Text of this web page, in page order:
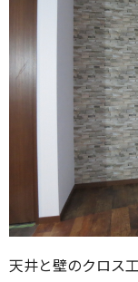
天井と壁のクロス